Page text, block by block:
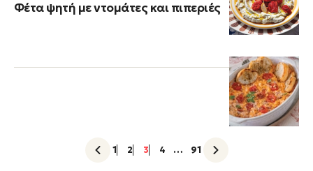
Φέτα ψητή με ντομάτες και πιπεριές
1 2 3 4 … 91